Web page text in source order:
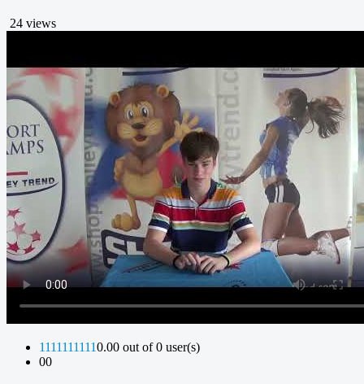
24 views
11111111110.00 out of 0 user(s)
00